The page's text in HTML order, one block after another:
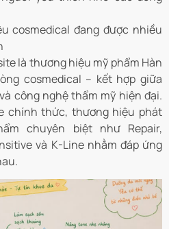
cosmedical đang được nhiều
là thương hiệu mỹ phẩm Hàn
cosmedical – kết hợp giữa
công nghệ thẩm mỹ hiện đại.
chính thức, thương hiệu phát
chuyên biệt như Repair,
và K-Line nhằm đáp ứng